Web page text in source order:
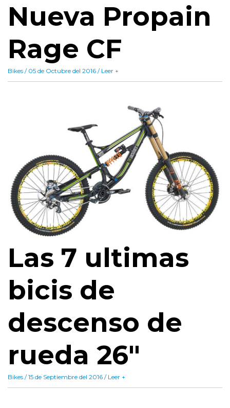
Nueva Propain
Rage CF
Bikes / 05 de Octubre del 2016 / Leer +
Las 7 ultimas
bicis de
descenso de
rueda 26"
Bikes / 15 de Septiembre del 2016 / Leer +